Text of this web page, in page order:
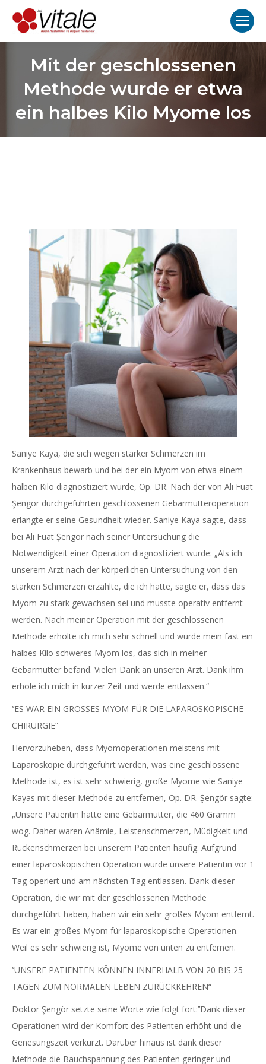
Mit der geschlossenen
Methode wurde er etwa
ein halbes Kilo Myome los
Saniye Kaya, die sich wegen starker Schmerzen im
Krankenhaus bewarb und bei der ein Myom von etwa einem
halben Kilo diagnostiziert wurde, Op. DR. Nach der von Ali Fuat
Şengör durchgeführten geschlossenen Gebärmutteroperation
erlangte er seine Gesundheit wieder. Saniye Kaya sagte, dass
bei Ali Fuat Şengör nach seiner Untersuchung die
Notwendigkeit einer Operation diagnostiziert wurde: „Als ich
unserem Arzt nach der körperlichen Untersuchung von den
starken Schmerzen erzählte, die ich hatte, sagte er, dass das
Myom zu stark gewachsen sei und musste operativ entfernt
werden. Nach meiner Operation mit der geschlossenen
Methode erholte ich mich sehr schnell und wurde mein fast ein
halbes Kilo schweres Myom los, das sich in meiner
Gebärmutter befand. Vielen Dank an unseren Arzt. Dank ihm
erhole ich mich in kurzer Zeit und werde entlassen.“
‘’ES WAR EIN GROSSES MYOM FÜR DIE LAPAROSKOPISCHE
CHIRURGIE“
Hervorzuheben, dass Myomoperationen meistens mit
Laparoskopie durchgeführt werden, was eine geschlossene
Methode ist, es ist sehr schwierig, große Myome wie Saniye
Kayas mit dieser Methode zu entfernen, Op. DR. Şengör sagte:
„Unsere Patientin hatte eine Gebärmutter, die 460 Gramm
wog. Daher waren Anämie, Leistenschmerzen, Müdigkeit und
Rückenschmerzen bei unserem Patienten häufig. Aufgrund
einer laparoskopischen Operation wurde unsere Patientin vor 1
Tag operiert und am nächsten Tag entlassen. Dank dieser
Operation, die wir mit der geschlossenen Methode
durchgeführt haben, haben wir ein sehr großes Myom entfernt.
Es war ein großes Myom für laparoskopische Operationen.
Weil es sehr schwierig ist, Myome von unten zu entfernen.
‘’UNSERE PATIENTEN KÖNNEN INNERHALB VON 20 BIS 25
TAGEN ZUM NORMALEN LEBEN ZURÜCKKEHREN“
Doktor Şengör setzte seine Worte wie folgt fort:’’Dank dieser
Operationen wird der Komfort des Patienten erhöht und die
Genesungszeit verkürzt. Darüber hinaus ist dank dieser
Methode die Bauchspannung des Patienten geringer und